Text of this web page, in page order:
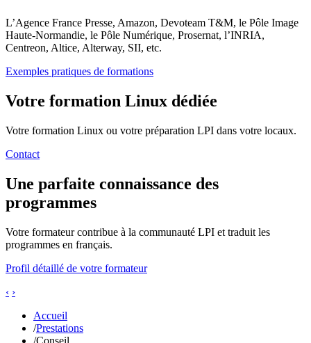
L’Agence France Presse, Amazon, Devoteam T&M, le Pôle Image
Haute-Normandie, le Pôle Numérique, Prosernat, l’INRIA,
Centreon, Altice, Alterway, SII, etc.
Exemples pratiques de formations
Votre formation Linux dédiée
Votre formation Linux ou votre préparation LPI dans votre locaux.
Contact
Une parfaite connaissance des
programmes
Votre formateur contribue à la communauté LPI et traduit les
programmes en français.
Profil détaillé de votre formateur
‹ ›
Accueil
/Prestations
/Conseil